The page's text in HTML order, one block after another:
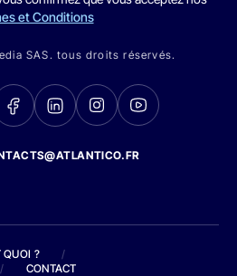
et Conditions
SAS. tous droits réservés.
QUOI ?
/
/ CONTACT